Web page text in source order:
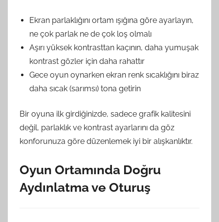
Ekran parlaklığını ortam ışığına göre ayarlayın,
ne çok parlak ne de çok loş olmalı
Aşırı yüksek kontrasttan kaçının, daha yumuşak
kontrast gözler için daha rahattır
Gece oyun oynarken ekran renk sıcaklığını biraz
daha sıcak (sarımsı) tona getirin
Bir oyuna ilk girdiğinizde, sadece grafik kalitesini
değil, parlaklık ve kontrast ayarlarını da göz
konforunuza göre düzenlemek iyi bir alışkanlıktır.
Oyun Ortamında Doğru
Aydınlatma ve Oturuş